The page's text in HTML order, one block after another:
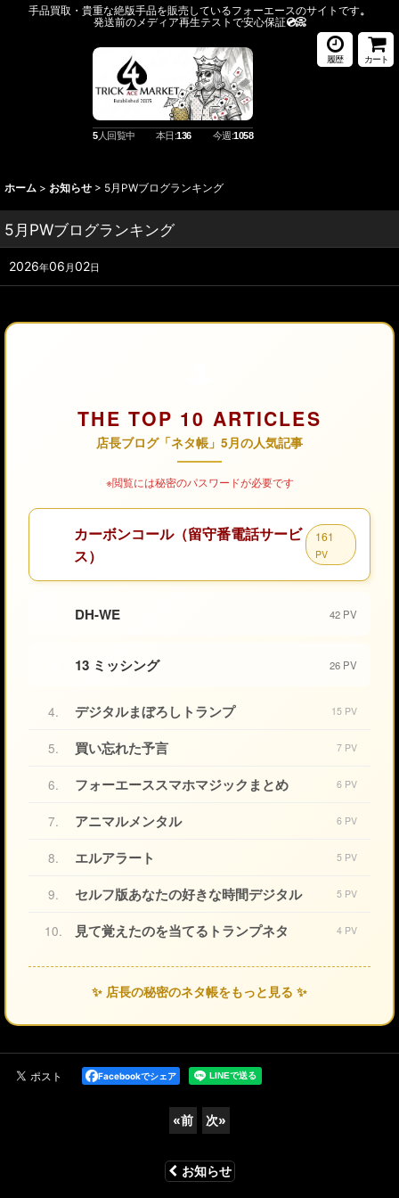
手品買取・貴重な絶版手品を販売しているフォーエースのサイトです。
発送前のメディア再生テストで安心保証💿️📀
5人回覧中 本日:136 今週:1058
履歴 カート
ホーム > お知らせ > 5月PWブログランキング
5月PWブログランキング
2026年06 月 02日
THE TOP 10 ARTICLES
店長ブログ「ネタ帳」5月の人気記事
※閲覧には秘密のパスワードが必要です
カーボンコール（留守番電話サービ
ス）
161
PV
DH-WE 42 PV
13 ミッシング 26 PV
4. デジタルまぼろしトランプ 15 PV
5. 買い忘れた予言 7 PV
6. フォーエーススマホマジックまとめ 6 PV
7. アニマルメンタル 6 PV
8. エルアラート 5 PV
9. セルフ版あなたの好きな時間デジタル 5 PV
10. 見て覚えたのを当てるトランプネタ 4 PV
✨ 店長の秘密のネタ帳をもっと見る ✨
Facebookでシェア
«前 次»
お知らせ